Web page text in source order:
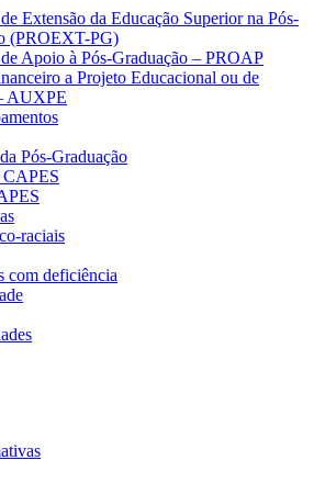
Extensão da Educação Superior na Pós-
(PROEXT-PG)
Apoio à Pós-Graduação – PROAP
a Projeto Educacional ou de
AUXPE
Pós-Graduação
CAPES
raciais
com deficiência